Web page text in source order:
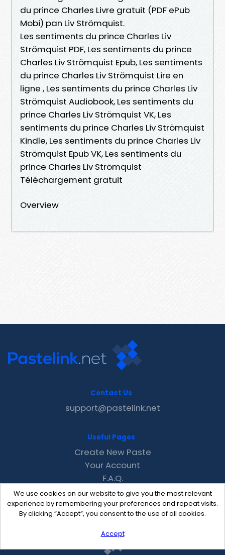
du prince Charles Livre gratuit (PDF ePub
Mobi) pan Liv Strömquist.
Les sentiments du prince Charles Liv
Strömquist PDF, Les sentiments du prince
Charles Liv Strömquist Epub, Les sentiments
du prince Charles Liv Strömquist Lire en
ligne , Les sentiments du prince Charles Liv
Strömquist Audiobook, Les sentiments du
prince Charles Liv Strömquist VK, Les
sentiments du prince Charles Liv Strömquist
Kindle, Les sentiments du prince Charles Liv
Strömquist Epub VK, Les sentiments du
prince Charles Liv Strömquist
Téléchargement gratuit
Overview
We use cookies on our website to give you the most relevant
experience by remembering your preferences and repeat visits.
By clicking “Accept”, you consent to the use of all cookies.
Accept
Contact Us
support@pastelink.net
Useful Pages
Create New Paste
Your Account
F.A.Q.
Recent
Contact